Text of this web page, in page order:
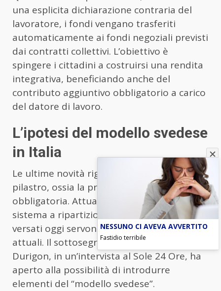
una esplicita dichiarazione contraria del
lavoratore, i fondi vengano trasferiti
automaticamente ai fondi negoziali previsti
dai contratti collettivi. L’obiettivo è
spingere i cittadini a costruirsi una rendita
integrativa, beneficiando anche del
contributo aggiuntivo obbligatorio a carico
del datore di lavoro.
L’ipotesi del modello svedese
in Italia
Le ultime novità riguardano però il primo
pilastro, ossia la previdenza pubblica
obbligatoria. Attualmente, l’Italia utilizza un
sistema a ripartizione in cui i contributi
versati oggi servono a pagare ipensionati
attuali. Il sottosegretario al Lavoro, Claudio
Durigon, in un’intervista al Sole 24 Ore, ha
aperto alla possibilità di introdurre
elementi del “modello svedese”.
NESSUNO CI AVEVA AVVERTITO
Fastidio terribile